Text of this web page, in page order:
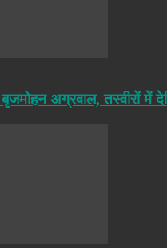
अग्रवाल, तस्वीरों में